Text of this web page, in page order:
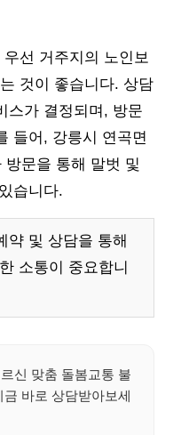
선 거주지의 노인보
것이 좋습니다. 상담
스가 결정되며, 방문
들어, 강릉시 연곡면
문을 통해 말벗 및
습니다.
약 및 상담을 통해
소통이 중요합니
신 맞춤 돌봄교통 불
바로 상담받아보세